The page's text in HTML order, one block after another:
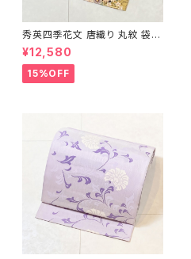
秀英四季花文 唐織り 丸紋 袋帯
正絹 金糸 ゴールド 紺 ピンク 7
05
¥12,580
15%OFF